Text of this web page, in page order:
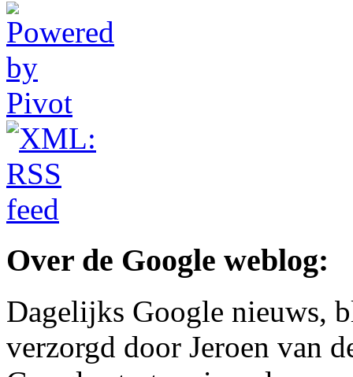
Over de Google weblog:
Dagelijks Google nieuws,
verzorgd door Jeroen van